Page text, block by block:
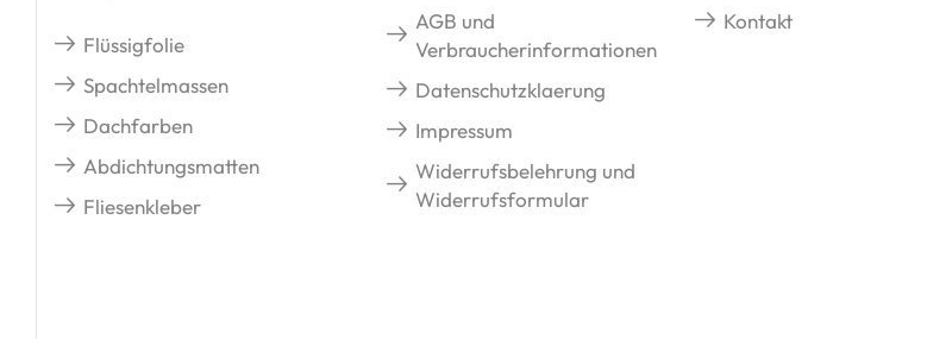
Flüssigfolie
Spachtelmassen
Dachfarben
Abdichtungsmatten
Fliesenkleber
AGB und
Verbraucherinformationen
Datenschutzklaerung
Impressum
Widerrufsbelehrung und
Widerrufsformular
Kontakt